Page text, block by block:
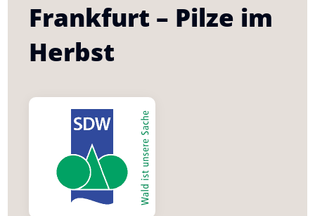
Frankfurt – Pilze im
Herbst